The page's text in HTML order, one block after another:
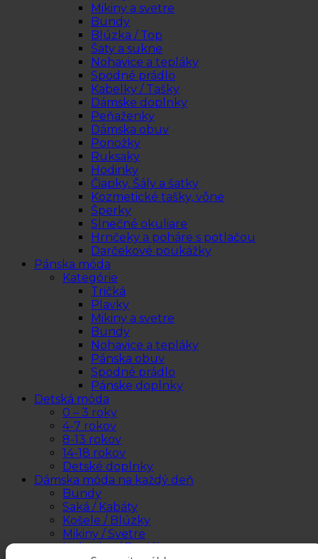
Mikiny a svetre
Bundy
Blúzka / Top
Šaty a sukne
Nohavice a tepláky
Spodné prádlo
Kabelky / Tašky
Dámske doplnky
Peňaženky
Dámska obuv
Ponožky
Ruksaky
Hodinky
Čiapky, Šály a šatky
Kozmetické tašky, vône
Šperky
Slnečné okuliare
Hrnčeky a poháre s potlačou
Darčekové poukážky
Pánska móda
Kategórie
Tričká
Plavky
Mikiny a svetre
Bundy
Nohavice a tepláky
Pánska obuv
Spodné prádlo
Pánske doplnky
Detská móda
0 – 3 roky
4-7 rokov
8-13 rokov
14-18 rokov
Detské doplnky
Dámska móda na každý deň
Bundy
Saká / Kabáty
Košele / Blúzky
Mikiny / Svetre
Nohavice / Tepláky